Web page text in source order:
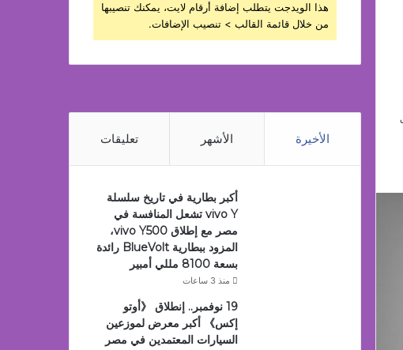
هذا الويدجت يتطلب إضافة أرقام لايت، يمكنك تنصيبها
من خلال قائمة القالب > تنصيب الإضافات.
الأخيرة الأشهر تعليقات
أكبر بطارية في تاريخ سلسلة
vivo Y تشعل المنافسة في
مصر مع إطلاق vivo Y500،
المزود ببطارية BlueVolt رائدة
بسعة 8100 مللي أمبير
منذ 3 ساعات
19 نوفمبر.. إنطلاق 《أوتو
إكس》 أكبر معرض لموزعين
السيارات المعتمدين في مصر